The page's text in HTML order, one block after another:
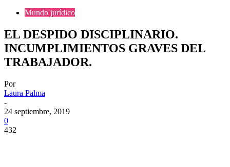
Mundo jurídico
EL DESPIDO DISCIPLINARIO.
INCUMPLIMIENTOS GRAVES DEL
TRABAJADOR.
Por
Laura Palma
-
24 septiembre, 2019
0
432